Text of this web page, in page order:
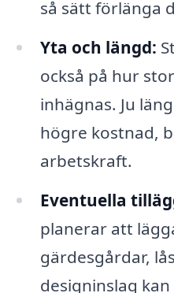
så sätt förlänga
Yta och längd:
också på hur
inhägnas. Ju
högre kostnad,
arbetskraft.
Eventuella
planerar att
gärdesgårdar,
designinslag